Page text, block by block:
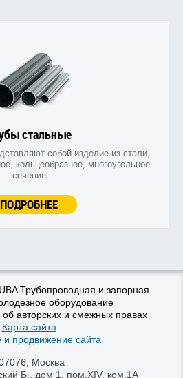
стальные
собой изделие из стали,
кольцеобразное, многоугольное
сечение
ПОДРОБНЕЕ
Трубопроводная и запорная
оборудование
авторских и смежных правах
Карта сайта
и продвижение сайта
Москва
Б., дом 1, пом.XIV, ком.1А